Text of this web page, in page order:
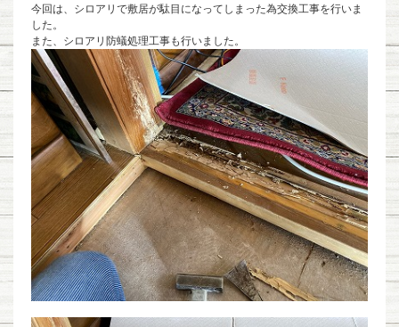
今回は、シロアリで敷居が駄目になってしまった為交換工事を行いま
した。
また、シロアリ防蟻処理工事も行いました。